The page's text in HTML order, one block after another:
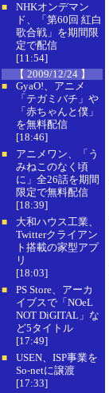
■
NHKオンデマン
ド、「第60回 紅白
歌合戦」を期間限
定で配信
[11:54]
【 2009/12/24 】
■
GyaO!、アニメ
「テガミバチ」や
「赤ちゃんと僕」
を無料配信
[18:46]
■
アニメワン、「う
みねこのなく頃
に」全26話を期間
限定で無料配信
[18:39]
■
大和ハウス工業、
Twitterクライアン
ト搭載の家型アプ
リ
[18:03]
■
PS Store、アーカ
イブスで「NOeL
NOT DiGITAL」な
ど5タイトル
[17:49]
■
USEN、ISP事業を
So-netに譲渡
[17:33]